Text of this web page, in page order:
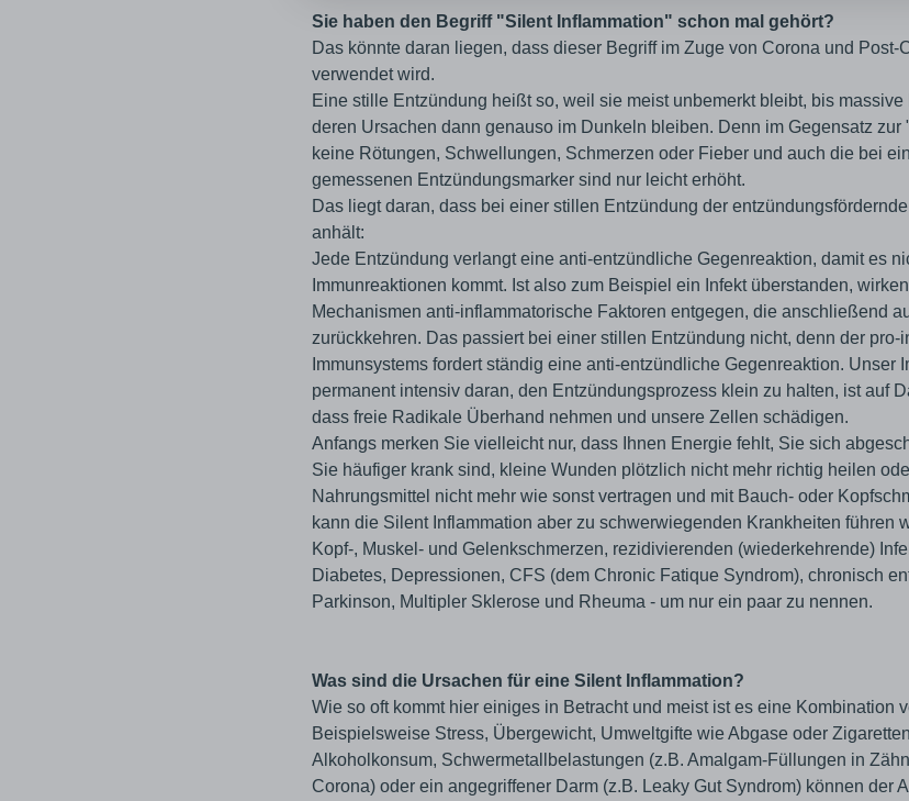
Sie haben den Begriff "Silent Inflammation" schon mal gehört?
Das könnte daran liegen, dass dieser Begriff im Zuge von Corona und Post-
verwendet wird.
Eine stille Entzündung heißt so, weil sie meist unbemerkt bleibt, bis
deren Ursachen dann genauso im Dunkeln bleiben. Denn im Gegensatz
keine Rötungen, Schwellungen, Schmerzen oder Fieber und auch die bei
gemessenen Entzündungsmarker sind nur leicht erhöht.
Das liegt daran, dass bei einer stillen Entzündung der
anhält:
Jede Entzündung verlangt eine anti-entzündliche Gegenreaktion, damit es
Immunreaktionen kommt. Ist also zum Beispiel ein Infekt überstanden,
Mechanismen anti-inflammatorische Faktoren entgegen, die anschließend
zurückkehren. Das passiert bei einer stillen Entzündung nicht, denn der
Immunsystems fordert ständig eine anti-entzündliche Gegenreaktion. Unser
permanent intensiv daran, den Entzündungsprozess klein zu halten, ist auf
dass freie Radikale Überhand nehmen und unsere Zellen schädigen.
Anfangs merken Sie vielleicht nur, dass Ihnen Energie fehlt, Sie sich
Sie häufiger krank sind, kleine Wunden plötzlich nicht mehr richtig heilen
Nahrungsmittel nicht mehr wie sonst vertragen und mit Bauch- oder
kann die Silent Inflammation aber zu schwerwiegenden Krankheiten führen
Kopf-, Muskel- und Gelenkschmerzen, rezidivierenden (wiederkehrende)
Diabetes, Depressionen, CFS (dem Chronic Fatique Syndrom), chronisch
Parkinson, Multipler Sklerose und Rheuma - um nur ein paar zu nennen.
Was sind die Ursachen für eine Silent Inflammation?
Wie so oft kommt hier einiges in Betracht und meist ist es eine Kombination
Beispielsweise Stress, Übergewicht, Umweltgifte wie Abgase oder
Alkoholkonsum, Schwermetallbelastungen (z.B. Amalgam-Füllungen in
Corona) oder ein angegriffener Darm (z.B. Leaky Gut Syndrom) können der